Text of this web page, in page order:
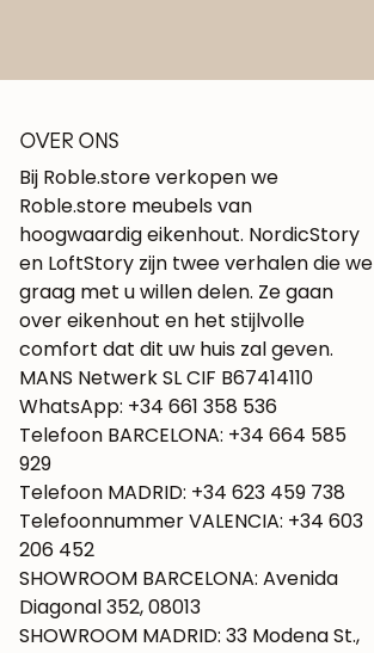
OVER ONS
Bij Roble.store verkopen we
Roble.store meubels van
hoogwaardig eikenhout. NordicStory
en LoftStory zijn twee verhalen die we
graag met u willen delen. Ze gaan
over eikenhout en het stijlvolle
comfort dat dit uw huis zal geven.
MANS Netwerk SL CIF B67414110
WhatsApp: +34 661 358 536
Telefoon BARCELONA: +34 664 585
929
Telefoon MADRID: +34 623 459 738
Telefoonnummer VALENCIA: +34 603
206 452
SHOWROOM BARCELONA: Avenida
Diagonal 352, 08013
SHOWROOM MADRID: 33 Modena St.,